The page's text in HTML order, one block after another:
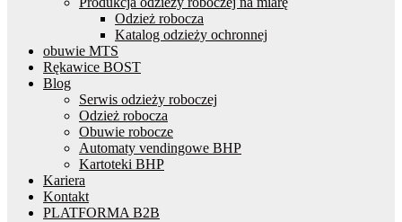
Odzież robocza
Katalog odzieży ochronnej
obuwie MTS
Rękawice BOST
Blog
Serwis odzieży roboczej
Odzież robocza
Obuwie robocze
Automaty vendingowe BHP
Kartoteki BHP
Kariera
Kontakt
PLATFORMA B2B